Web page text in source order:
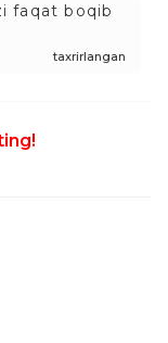
faqat boqib
taxrirlangan